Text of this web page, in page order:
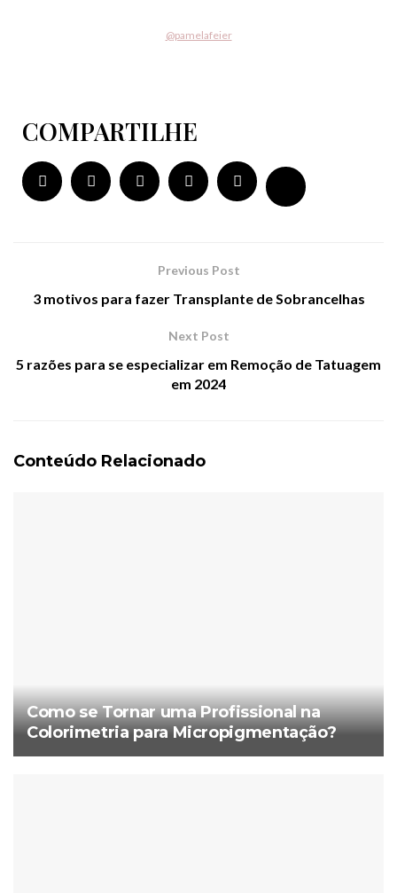
@pamelafeier
COMPARTILHE
Previous Post
3 motivos para fazer Transplante de Sobrancelhas
Next Post
5 razões para se especializar em Remoção de Tatuagem
em 2024
Conteúdo Relacionado
Como se Tornar uma Profissional na
Colorimetria para Micropigmentação?